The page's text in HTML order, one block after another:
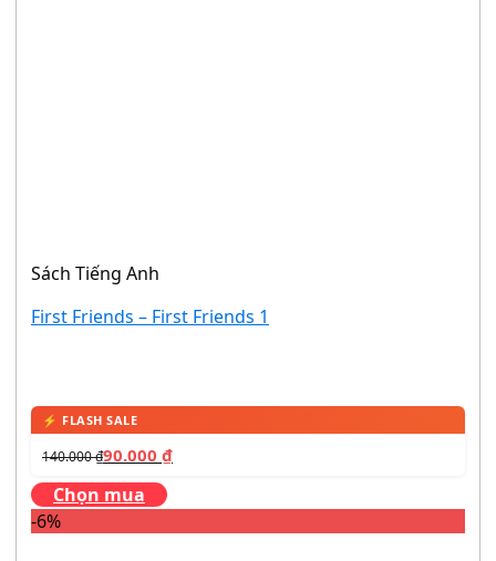
Sách Tiếng Anh
First Friends – First Friends 1
140.000₫90.000 ₫
Chọn mua
-6%